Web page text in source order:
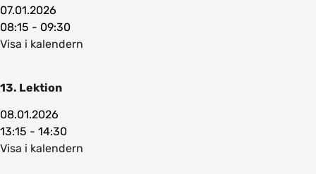
07.01.2026
08:15 - 09:30
Visa i kalendern
13. Lektion
08.01.2026
13:15 - 14:30
Visa i kalendern